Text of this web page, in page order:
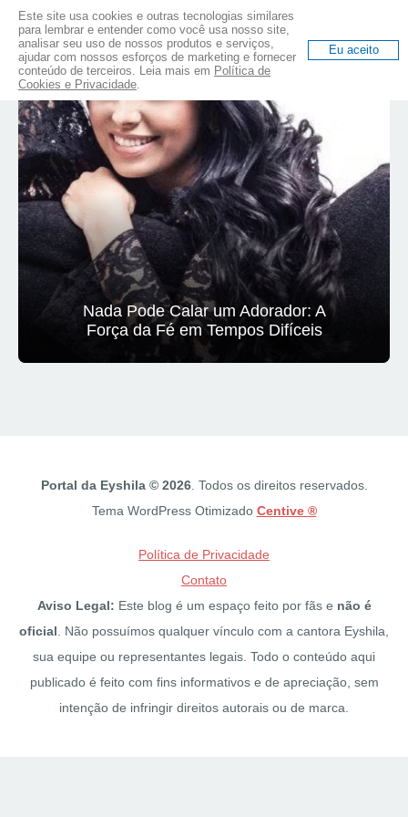
Eyshila
Nada Pode Calar um Adorador: A
Força da Fé em Tempos Difíceis
Portal da Eyshila © 2026. Todos os direitos reservados.
Tema WordPress Otimizado Centive ®
Política de Privacidade
Contato
Aviso Legal: Este blog é um espaço feito por fãs e não é
oficial . Não possuímos qualquer vínculo com a cantora Eyshila,
sua equipe ou representantes legais. Todo o conteúdo aqui
publicado é feito com fins informativos e de apreciação, sem
intenção de infringir direitos autorais ou de marca.
Este site usa cookies e outras tecnologias similares
para lembrar e entender como você usa nosso site,
analisar seu uso de nossos produtos e serviços,
ajudar com nossos esforços de marketing e fornecer
conteúdo de terceiros. Leia mais em Política de
Cookies e Privacidade.
Eu aceito